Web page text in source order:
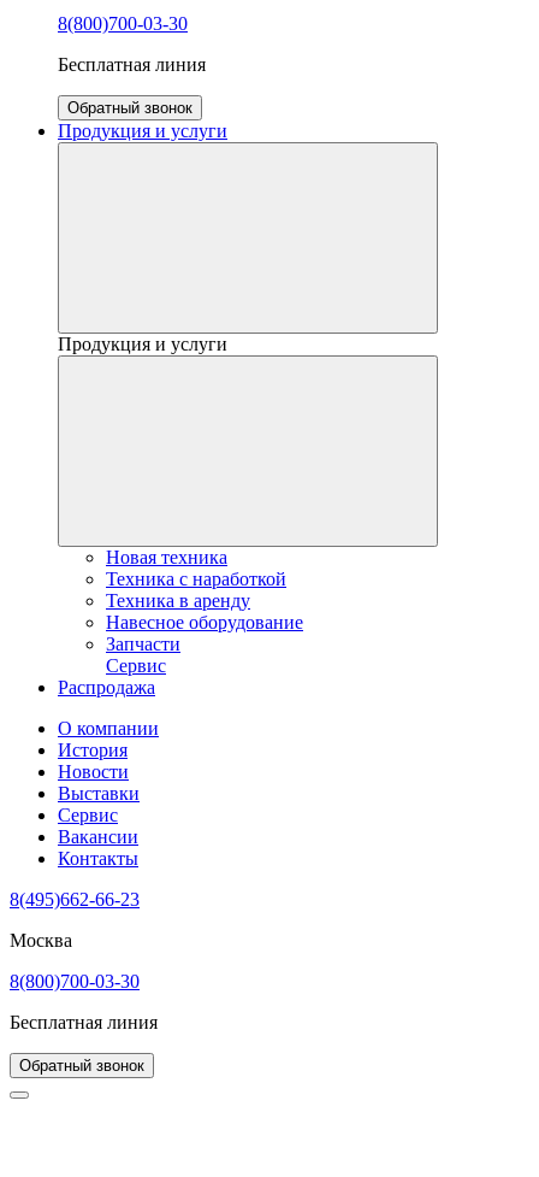
8(800)700-03-30
Бесплатная линия
Обратный звонок
Продукция и услуги
Продукция и услуги
Новая техника
Техника с наработкой
Техника в аренду
Навесное оборудование
Запчасти
Сервис
Распродажа
О компании
История
Новости
Выставки
Сервис
Вакансии
Контакты
8(495)662-66-23
Москва
8(800)700-03-30
Бесплатная линия
Обратный звонок